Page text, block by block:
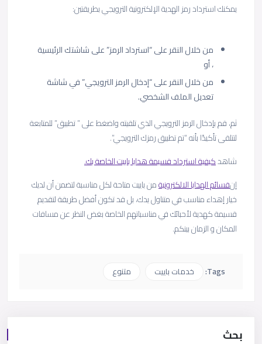
يمكنك استرداد رمز الهدية الإلكترونية الترويجي بطريقتين:
من خلال النقر على “استرداد الرمز” على شاشتك الرئيسية
، أو
من خلال النقر على “إدخال الرمز الترويجي” في شاشة
تعديل الملف الشخصي.
ثم، قم بإدخال الرمز الترويجي الذي تلقيته واضغط على ” تطبيق” للمتابعة
لتتلقى تأكيدًا بأنه “تم تطبيق رمزك الترويجي”.
شاهدكيفية استرداد قسيمة هدايا باييت الخاصة بك.
إنقسائم الهدايا الالكترونيةمن باييت متاحة لكل مناسبة لتضمن أن لديك
خيار إهداء مناسب في متناول يدك، بل قد تكون أفضل طريقة لتقديم
قسيمة كهدية لأحبائك في مناسباتهم الخاصة بغض النظر عن مسافات
المكان و الزمان بينكم.
Tags: خدمات باييت متنوع
بحث